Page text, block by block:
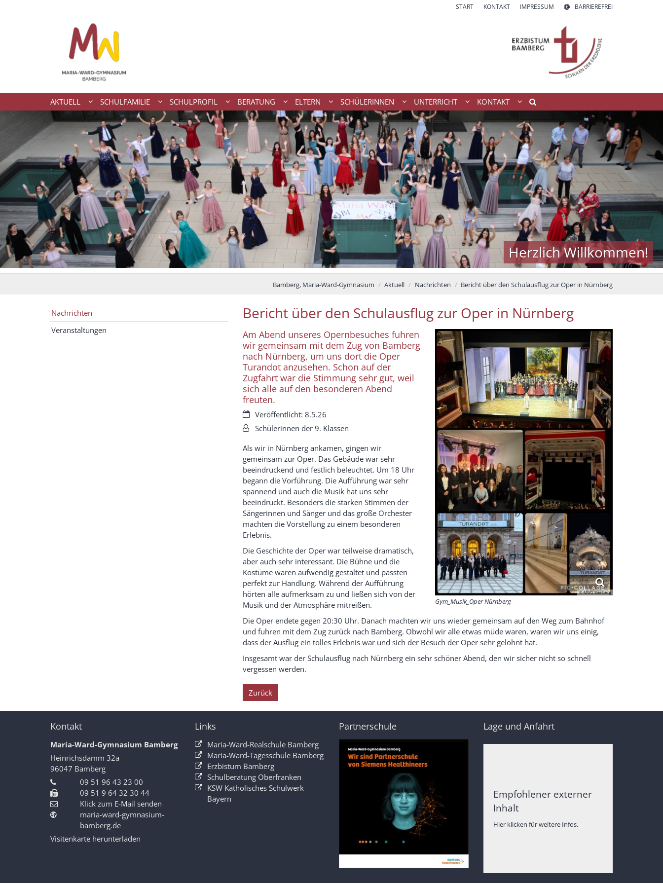
START KONTAKT IMPRESSUM BARRIEREFREI
AKTUELL SCHULFAMILIE SCHULPROFIL BERATUNG ELTERN SCHÜLERINNEN UNTERRICHT KONTAKT
Herzlich Willkommen!
Bamberg, Maria-Ward-Gymnasium Aktuell Nachrichten Bericht über den Schulausflug zur Oper in Nürnberg
Bericht über den Schulausflug zur Oper in Nürnberg
© MWG Bamberg
Gym_Musik_Oper Nürnberg
Am Abend unseres Opernbesuches fuhren
wir gemeinsam mit dem Zug von Bamberg
nach Nürnberg, um uns dort die Oper
Turandot anzusehen. Schon auf der
Zugfahrt war die Stimmung sehr gut, weil
sich alle auf den besonderen Abend
freuten.
Datum:Veröffentlicht: 8.5.26
Von:Schülerinnen der 9. Klassen
Als wir in Nürnberg ankamen, gingen wir
gemeinsam zur Oper. Das Gebäude war sehr
beeindruckend und festlich beleuchtet. Um 18 Uhr
begann die Vorführung. Die Aufführung war sehr
spannend und auch die Musik hat uns sehr
beeindruckt. Besonders die starken Stimmen der
Sängerinnen und Sänger und das große Orchester
machten die Vorstellung zu einem besonderen
Erlebnis.
Die Geschichte der Oper war teilweise dramatisch,
aber auch sehr interessant. Die Bühne und die
Kostüme waren aufwendig gestaltet und passten
perfekt zur Handlung. Während der Aufführung
hörten alle aufmerksam zu und ließen sich von der
Musik und der Atmosphäre mitreißen.
Die Oper endete gegen 20:30 Uhr. Danach machten wir uns wieder gemeinsam auf den Weg zum Bahnhof
und fuhren mit dem Zug zurück nach Bamberg. Obwohl wir alle etwas müde waren, waren wir uns einig,
dass der Ausflug ein tolles Erlebnis war und sich der Besuch der Oper sehr gelohnt hat.
Insgesamt war der Schulausflug nach Nürnberg ein sehr schöner Abend, den wir sicher nicht so schnell
vergessen werden.
Zurück
Nachrichten
Veranstaltungen
Kontakt
Maria-Ward-Gymnasium Bamberg
Heinrichsdamm 32a
96047 Bamberg
09 51 96 43 23 00
09 51 9 64 32 30 44
Klick zum E-Mail senden
maria-ward-gymnasium-
bamberg.de
Visitenkarte herunterladen
Links
Maria-Ward-Realschule Bamberg
Maria-Ward-Tagesschule Bamberg
Erzbistum Bamberg
Schulberatung Oberfranken
KSW Katholisches Schulwerk
Bayern
Partnerschule Lage und Anfahrt
Empfohlener externer
Inhalt
Hier klicken für weitere Infos.